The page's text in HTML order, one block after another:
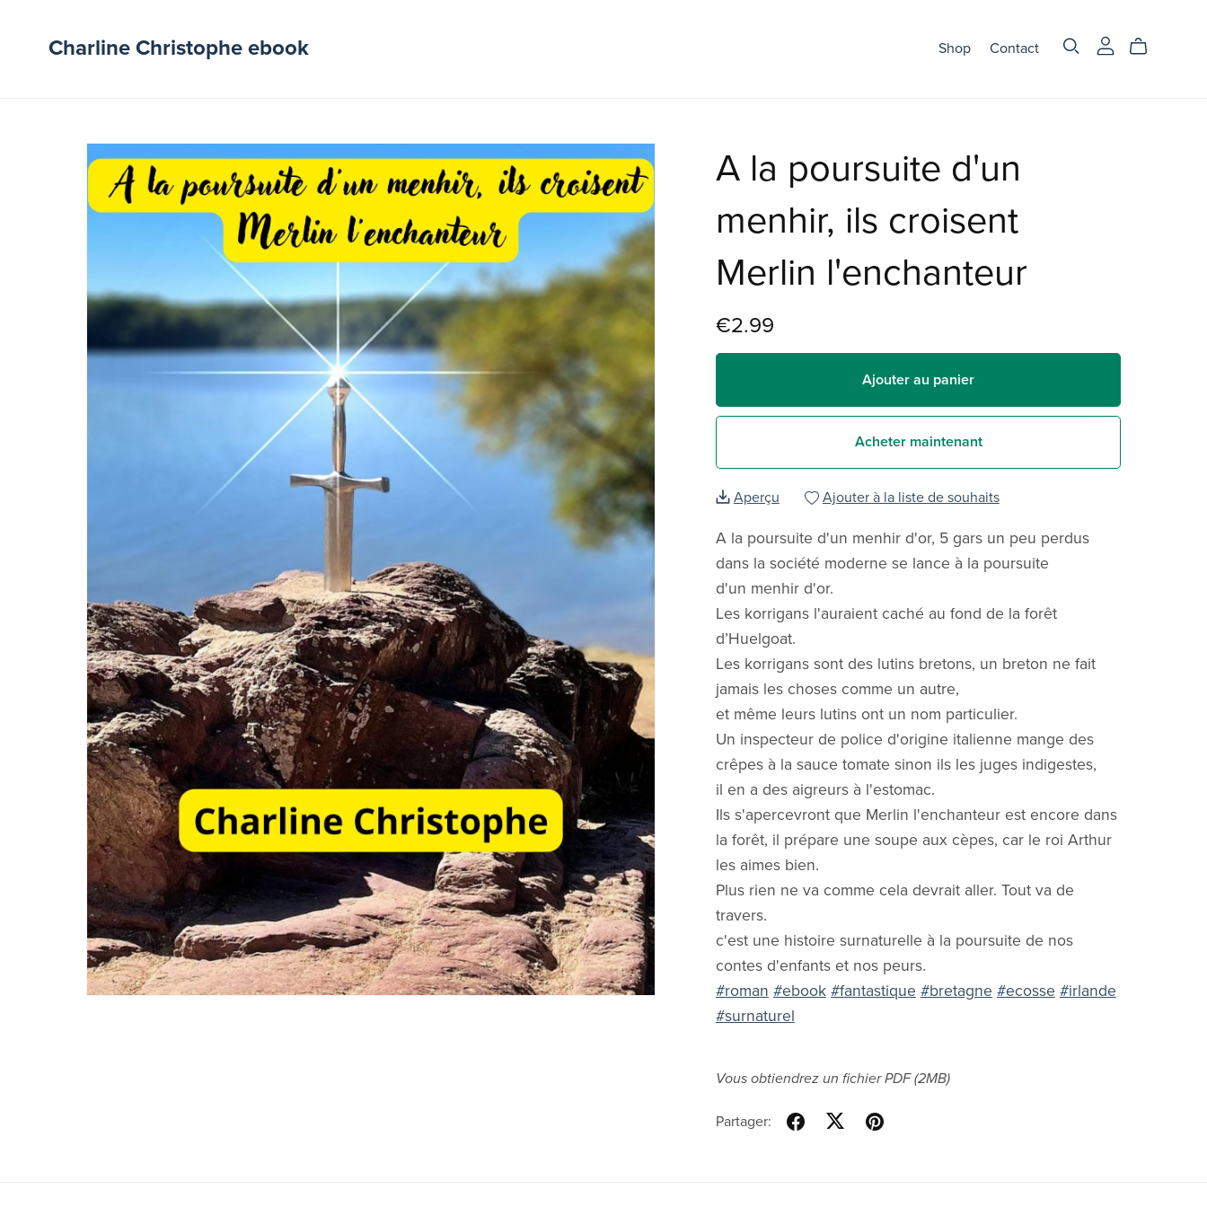
Charline Christophe ebook Shop Contact
A la poursuite d'un
menhir, ils croisent
Merlin l'enchanteur
€2.99
Ajouter au panier
Acheter maintenant
Aperçu Ajouter à la liste de souhaits
A la poursuite d'un menhir d'or, 5 gars un peu perdus
dans la société moderne se lance à la poursuite
d'un menhir d'or.
Les korrigans l'auraient caché au fond de la forêt
d’Huelgoat.
Les korrigans sont des lutins bretons, un breton ne fait
jamais les choses comme un autre,
et même leurs lutins ont un nom particulier.
Un inspecteur de police d'origine italienne mange des
crêpes à la sauce tomate sinon ils les juges indigestes,
il en a des aigreurs à l'estomac.
Ils s'apercevront que Merlin l'enchanteur est encore dans
la forêt, il prépare une soupe aux cèpes, car le roi Arthur
les aimes bien.
Plus rien ne va comme cela devrait aller. Tout va de
travers.
c'est une histoire surnaturelle à la poursuite de nos
contes d'enfants et nos peurs.
#roman #ebook #fantastique #bretagne #ecosse #irlande
#surnaturel
Vous obtiendrez un fichier PDF(2MB)
Partager: